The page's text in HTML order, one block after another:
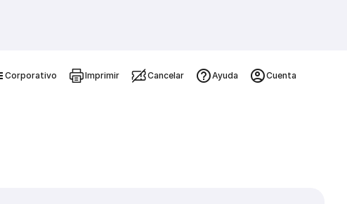
Corporativo Imprimir Cancelar Ayuda Cuenta